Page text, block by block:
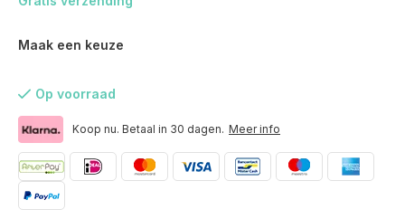
Maak een keuze
Op voorraad
Koop nu. Betaal in 30 dagen. Meer info